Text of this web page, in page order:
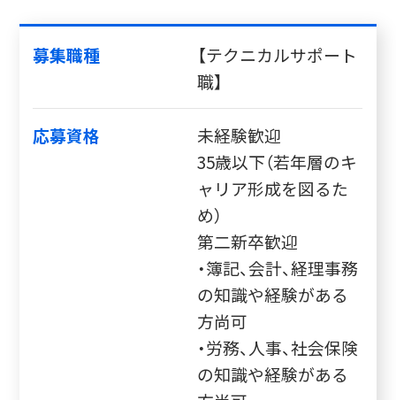
募集職種
【テクニカルサポート
職】
応募資格
未経験歓迎
35歳以下（若年層のキ
ャリア形成を図るた
め）
第二新卒歓迎
・簿記、会計、経理事務
の知識や経験がある
方尚可
・労務、人事、社会保険
の知識や経験がある